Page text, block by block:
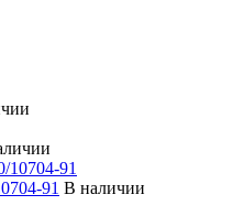
91 В наличии